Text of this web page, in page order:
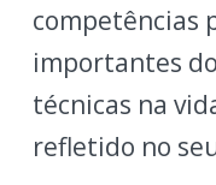
competências
importantes
técnicas na
refletido no